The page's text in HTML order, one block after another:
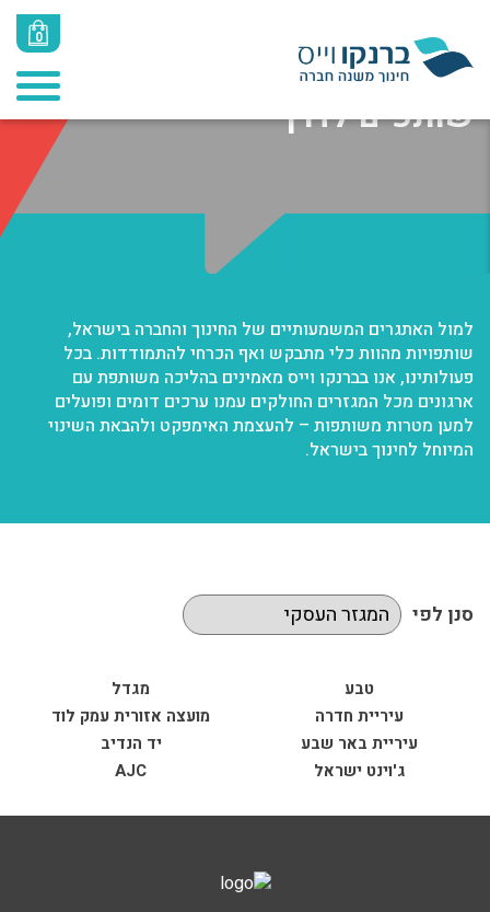
0
מי אנחנו
שותפים לדרך
למול האתגרים המשמעותיים של החינוך והחברה בישראל,
שותפויות מהוות כלי מתבקש ואף הכרחי להתמודדות. בכל
פעולותינו, אנו בברנקו וייס מאמינים בהליכה משותפת עם
ארגונים מכל המגזרים החולקים עמנו ערכים דומים ופועלים
למען מטרות משותפות – להעצמת האימפקט ולהבאת השינוי
המיוחל לחינוך בישראל.
סנן לפי
טבע
מגדל
עיריית חדרה
מועצה אזורית עמק לוד
עיריית באר שבע
יד הנדיב
ג'וינט ישראל
AJC